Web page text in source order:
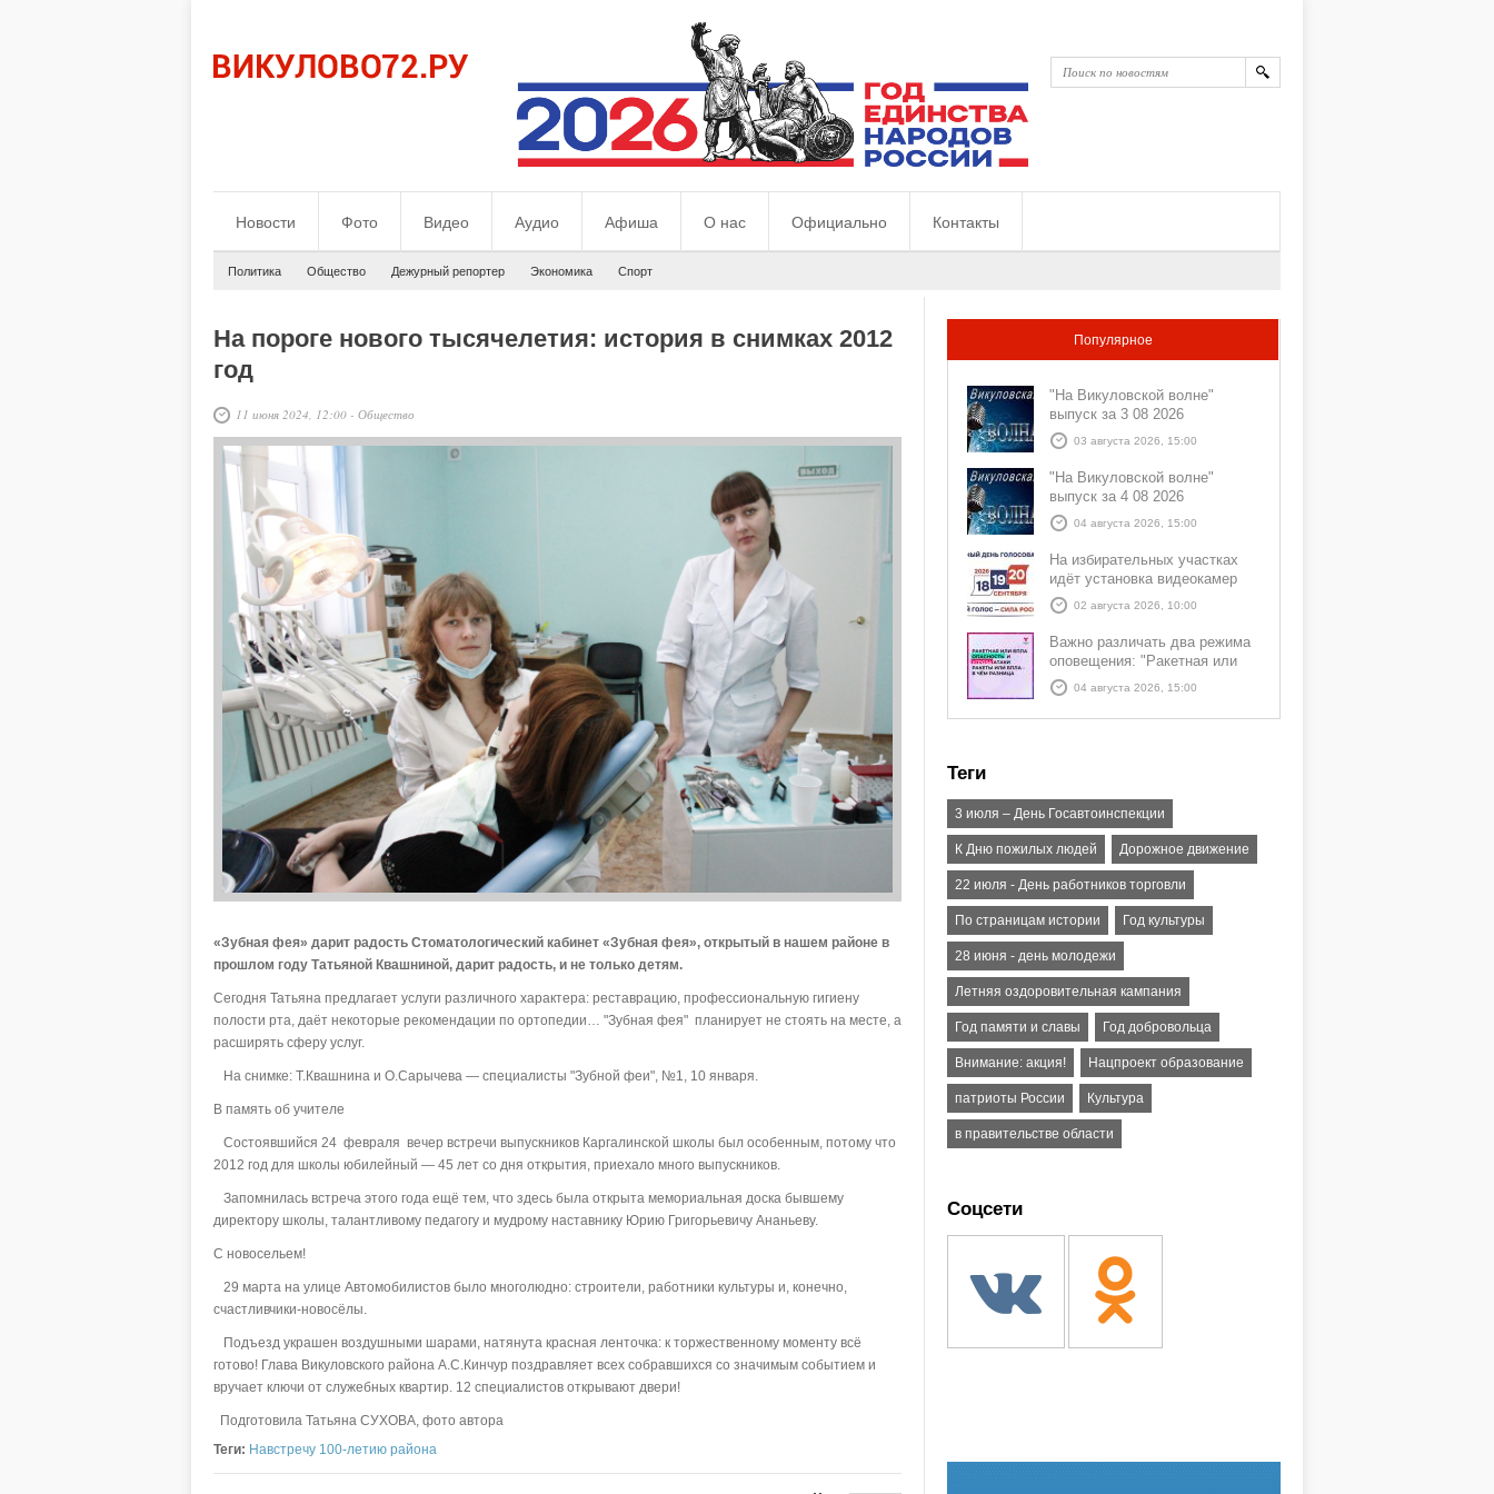
Новости Фото Видео Аудио Афиша О нас Официально Контакты
Политика Общество Дежурный репортер Экономика Спорт
На пороге нового тысячелетия: история в снимках 2012
год
11 июня 2024, 12:00 - Общество
«Зубная фея» дарит радость Стоматологический кабинет «Зубная фея», открытый в нашем районе в
прошлом году Татьяной Квашниной, дарит радость, и не только детям.
Сегодня Татьяна предлагает услуги различного характера: реставрацию, профессиональную гигиену
полости рта, даёт некоторые рекомендации по ортопедии… "Зубная фея" планирует не стоять на месте, а
расширять сферу услуг.
На снимке: Т.Квашнина и О.Сарычева — специалисты "Зубной феи", №1, 10 января.
В память об учителе
Состоявшийся 24 февраля вечер встречи выпускников Каргалинской школы был особенным, потому что
2012 год для школы юбилейный — 45 лет со дня открытия, приехало много выпускников.
Запомнилась встреча этого года ещё тем, что здесь была открыта мемориальная доска бывшему
директору школы, талантливому педагогу и мудрому наставнику Юрию Григорьевичу Ананьеву.
С новосельем!
29 марта на улице Автомобилистов было многолюдно: строители, работники культуры и, конечно,
счастливчики-новосёлы.
Подъезд украшен воздушными шарами, натянута красная ленточка: к торжественному моменту всё
готово! Глава Викуловского района А.С.Кинчур поздравляет всех собравшихся со значимым событием и
вручает ключи от служебных квартир. 12 специалистов открывают двери!
Подготовила Татьяна СУХОВА, фото автора
Теги: Навстречу 100-летию района
Популярное
"На Викуловской волне"
выпуск за 3 08 2026
03 августа 2026, 15:00
"На Викуловской волне"
выпуск за 4 08 2026
04 августа 2026, 15:00
На избирательных участках
идёт установка видеокамер
02 августа 2026, 10:00
Важно различать два режима
оповещения: "Ракетная или
БПЛА опасность" и "Угроза
атаки ракеты или БПЛА"
04 августа 2026, 15:00
Теги
3 июля – День Госавтоинспекции
К Дню пожилых людей Дорожное движение
22 июля - День работников торговли
По страницам истории Год культуры
28 июня - день молодежи
Летняя оздоровительная кампания
Год памяти и славы Год добровольца
Внимание: акция! Нацпроект образование
патриоты России Культура
в правительстве области
Соцсети